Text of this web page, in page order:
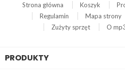
Strona główna Koszyk
Regulamin
Mapa strony
Zużyty sprzęt
O
PRODUKTY